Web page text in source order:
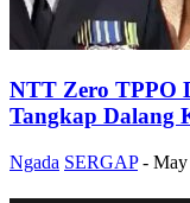
NTT Zero TPPO
Tangkap Dalang
Ngada SERGAP - May